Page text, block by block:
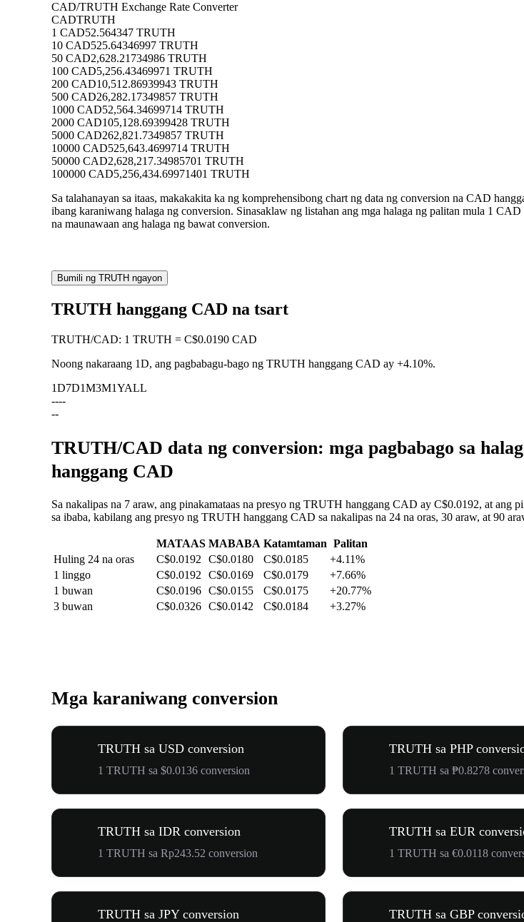
CAD/TRUTH Exchange Rate Converter
CADTRUTH
1 CAD52.564347 TRUTH
10 CAD525.64346997 TRUTH
50 CAD2,628.21734986 TRUTH
100 CAD5,256.43469971 TRUTH
200 CAD10,512.86939943 TRUTH
500 CAD26,282.17349857 TRUTH
1000 CAD52,564.34699714 TRUTH
2000 CAD105,128.69399428 TRUTH
5000 CAD262,821.7349857 TRUTH
10000 CAD525,643.4699714 TRUTH
50000 CAD2,628,217.34985701 TRUTH
100000 CAD5,256,434.69971401 TRUTH
Sa talahanayan sa itaas, makakakita ka ng komprehensibong chart ng data ng conversion na CAD
ibang karaniwang halaga ng conversion. Sinasaklaw ng listahan ang mga halaga ng palitan mula 1
na maunawaan ang halaga ng bawat conversion.
Bumili ng TRUTH ngayon
TRUTH hanggang CAD na tsart
TRUTH/CAD: 1 TRUTH = C$0.0190 CAD
Noong nakaraang 1D, ang pagbabagu-bago ng TRUTH hanggang CAD ay +4.10%.
1D7D1M3M1YALL
----
--
TRUTH/CAD data ng conversion: mga pagbabago sa
hanggang CAD
Sa nakalipas na 7 araw, ang pinakamataas na presyo ng TRUTH hanggang CAD ay C$0.0192, at ang
sa ibaba, kabilang ang presyo ng TRUTH hanggang CAD sa nakalipas na 24 na oras, 30 araw, at 90
MATAAS MABABA Katamtaman Palitan
Huling 24 na oras
C$0.0192 C$0.0180 C$0.0185
+4.11%
1 linggo
C$0.0192 C$0.0169 C$0.0179
+7.66%
1 buwan
C$0.0196 C$0.0155 C$0.0175
+20.77%
3 buwan
C$0.0326 C$0.0142 C$0.0184 +3.27%
Mga karaniwang conversion
TRUTH sa USD conversion
1 TRUTH sa $0.0136 conversion
TRUTH sa PHP
1 TRUTH sa ₱0.8278
TRUTH sa IDR conversion
1 TRUTH sa Rp243.52 conversion
TRUTH sa EUR
1 TRUTH sa €0.0118
TRUTH sa JPY conversion TRUTH sa GBP